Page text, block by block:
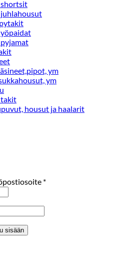
shortsit
juhlahousut
ym
ym
takit
housut ja haalarit
*Vaaditaan
sisään